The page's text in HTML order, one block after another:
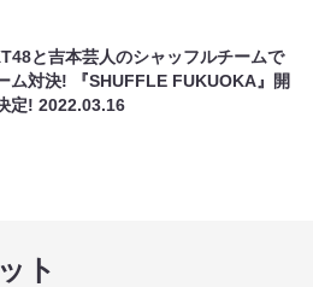
と吉本芸人のシャッフルチームで
ム対決! 『SHUFFLE FUKUOKA』開
定!2022.03.16
ト